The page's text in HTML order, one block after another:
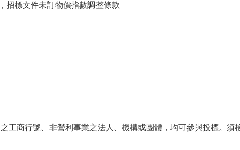
招標文件未訂物價指數調整條款
工商行號、非營利事業之法人、機構或團體，均可參與投標。須